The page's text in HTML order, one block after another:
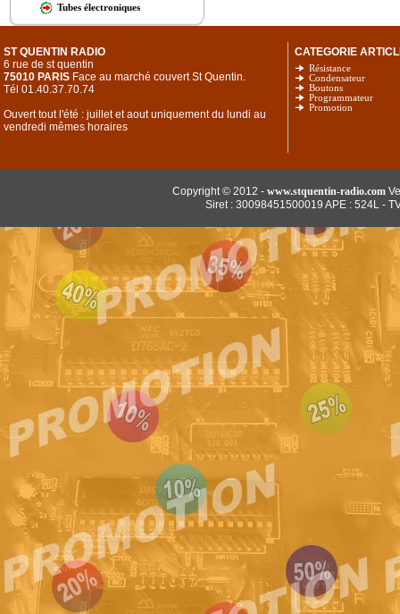
Tubes électroniques
ST QUENTIN RADIO
6 rue de st quentin
75010 PARIS Face au marché couvert St Quentin.
Tél 01.40.37.70.74
Ouvert tout l'été : juillet et aout uniquement du lundi au
vendredi mêmes horaires
CATEGORIE
Résistance
Condensateur
Boutons
Programmateur
Promotion
Copyright © 2012 - www.stquentin-radio.com
Siret : 30098451500019 APE : 524L -